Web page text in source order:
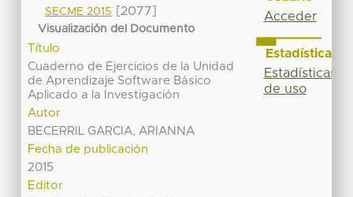
SECME 2015
[2077]
Visualización del Documento
Título
Cuaderno de Ejercicios de la Unidad
de Aprendizaje Software Básico
Aplicado a la Investigación
Autor
BECERRIL GARCIA, ARIANNA
Fecha de publicación
2015
Editor
Acceder
Estadísticas
Estadísticas
de uso